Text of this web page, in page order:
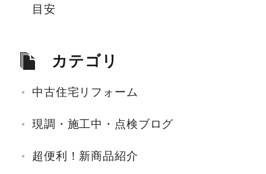
目安
カテゴリ
中古住宅リフォーム
現調・施工中・点検ブログ
超便利！新商品紹介